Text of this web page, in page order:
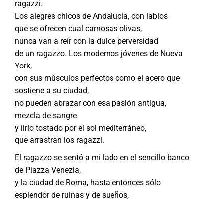
ragazzi.
Los alegres chicos de Andalucía, con labios
que se ofrecen cual carnosas olivas,
nunca van a reír con la dulce perversidad
de un ragazzo. Los modernos jóvenes de Nueva
York,
con sus músculos perfectos como el acero que
sostiene a su ciudad,
no pueden abrazar con esa pasión antigua,
mezcla de sangre
y lirio tostado por el sol mediterráneo,
que arrastran los ragazzi.
El ragazzo se sentó a mi lado en el sencillo banco
de Piazza Venezia,
y la ciudad de Roma, hasta entonces sólo
esplendor de ruinas y de sueños,